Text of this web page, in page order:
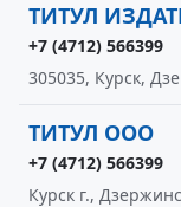
ТИТУЛ
+7 (4712) 566399
305035, Курск,
ТИТУЛ ООО
+7 (4712) 566399
Курск г.,